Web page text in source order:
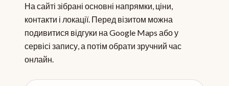
На сайті зібрані основні напрямки, ціни,
контакти і локації. Перед візитом можна
подивитися відгуки на Google Maps або у
сервісі запису, а потім обрати зручний час
онлайн.